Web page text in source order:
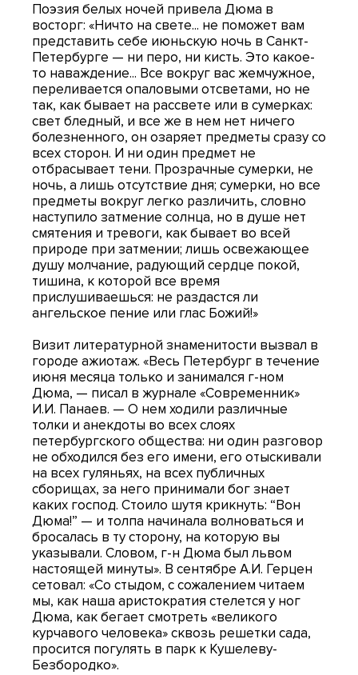
Поэзия белых ночей привела Дюма в
восторг: «Ничто на свете... не поможет вам
представить себе июньскую ночь в Санкт-
Петербурге — ни перо, ни кисть. Это какое-
то наваждение... Все вокруг вас жемчужное,
переливается опаловыми отсветами, но не
так, как бывает на рассвете или в сумерках:
свет бледный, и все же в нем нет ничего
болезненного, он озаряет предметы сразу со
всех сторон. И ни один предмет не
отбрасывает тени. Прозрачные сумерки, не
ночь, а лишь отсутствие дня; сумерки, но все
предметы вокруг легко различить, словно
наступило затмение солнца, но в душе нет
смятения и тревоги, как бывает во всей
природе при затмении; лишь освежающее
душу молчание, радующий сердце покой,
тишина, к которой все время
прислушиваешься: не раздастся ли
ангельское пение или глас Божий!»
Визит литературной знаменитости вызвал в
городе ажиотаж. «Весь Петербург в течение
июня месяца только и занимался г-ном
Дюма, — писал в журнале «Современник»
И.И. Панаев. — О нем ходили различные
толки и анекдоты во всех слоях
петербургского общества: ни один разговор
не обходился без его имени, его отыскивали
на всех гуляньях, на всех публичных
сборищах, за него принимали бог знает
каких господ. Стоило шутя крикнуть: “Вон
Дюма!” — и толпа начинала волноваться и
бросалась в ту сторону, на которую вы
указывали. Словом, г-н Дюма был львом
настоящей минуты». В сентябре А.И. Герцен
сетовал: «Со стыдом, с сожалением читаем
мы, как наша аристократия стелется у ног
Дюма, как бегает смотреть «великого
курчавого человека» сквозь решетки сада,
просится погулять в парк к Кушелеву-
Безбородко».